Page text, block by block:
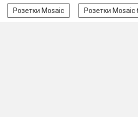
Розетки Mosaic Розетки Mosaic